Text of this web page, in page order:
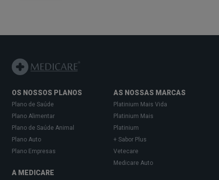
OS NOSSOS PLANOS
Plano de Saúde
Plano Alimentar
Plano de Saúde Animal
Plano Auto
Plano Empresas
A MEDICARE
AS NOSSAS MARCAS
Platinium Mais Vida
Platinium Mais
Platinium
+ Sabor Plus
Vetecare
Medicare Auto